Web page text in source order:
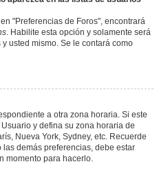
"Preferencias de Foros", encontrará
. Habilite esta opción y solamente será
usted mismo. Se le contará como
a otra zona horaria. Si este
y defina su zona horaria de
Nueva York, Sydney, etc. Recuerde
demás preferencias, debe estar
momento para hacerlo.